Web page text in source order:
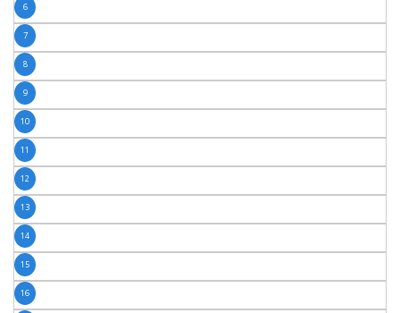
6
7
8
9
10
11
12
13
14
15
16